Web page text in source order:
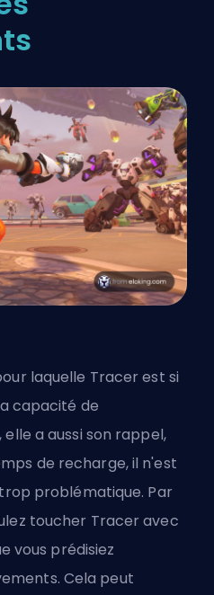
laquelle Tracer est si
capacité de
a aussi son rappel,
de recharge, il n'est
problématique. Par
toucher Tracer avec
vous prédisiez
Cela peut